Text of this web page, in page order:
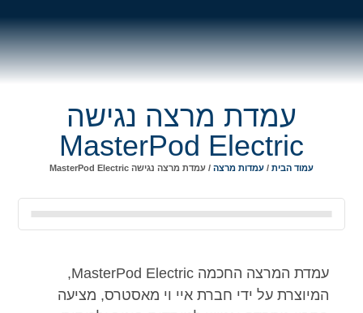
עמדת מרצה נגישה
MasterPod Electric
עמוד הבית / עמדות מרצה / עמדת מרצה נגישה MasterPod Electric
עמדת המרצה החכמה MasterPod Electric,
המיוצרת על ידי חברת איי וי מאסטרס, מציעה